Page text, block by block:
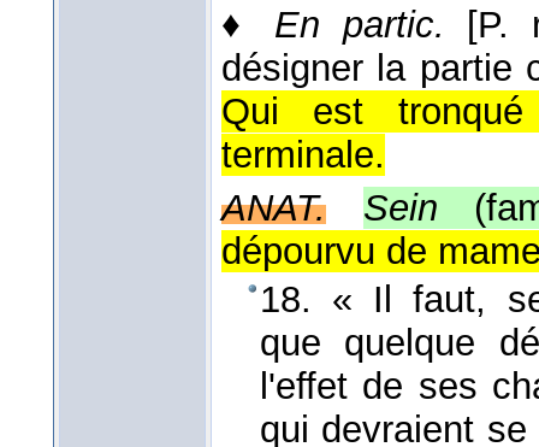
♦ En partic.
[P.
désigner la partie
Qui est
terminale.
ANAT.
Sein
dépourvu de
18. « Il faut,
que quelque
l'effet de ses
qui devraient